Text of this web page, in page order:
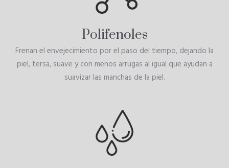
Polifenoles
Frenan el envejecimiento por el paso del tiempo, dejando la
piel, tersa, suave y con menos arrugas al igual que ayudan a
suavizar las manchas de la piel.